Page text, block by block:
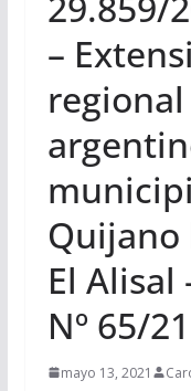
–
Quijano
El Alisal
Nº 65/21
mayo 13, 2021